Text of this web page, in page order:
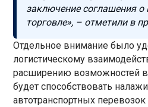
заключение соглашения о
торговле», – отметили в
Отдельное внимание было
логистическому
расширению возможностей
будет способствовать
автотранспортных